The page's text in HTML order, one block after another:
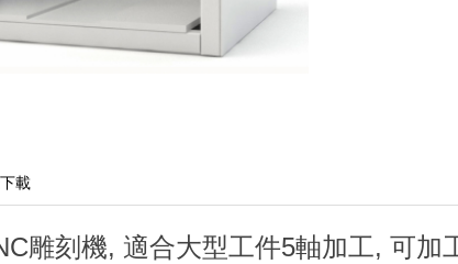
載
雕刻機, 適合大型工件5軸加工, 可